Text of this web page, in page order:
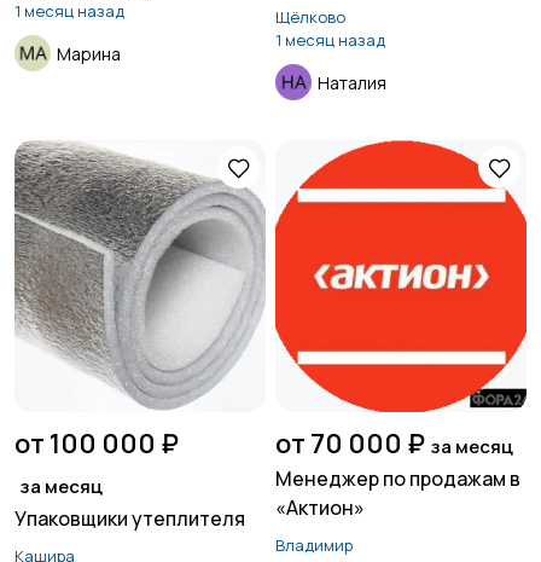
1 месяц назад
Марина
Щёлково
1 месяц назад
Наталия
от 100 000 ₽
за месяц
Упаковщики утеплителя
Кашира
от 70 000 ₽ за месяц
Менеджер по продажам в
«Актион»
Владимир